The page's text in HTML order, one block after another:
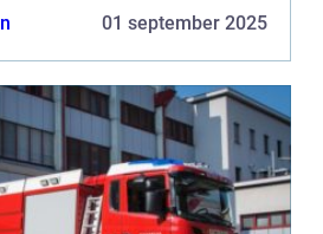
oftest utrolig vigtig i ens
01 september 2025